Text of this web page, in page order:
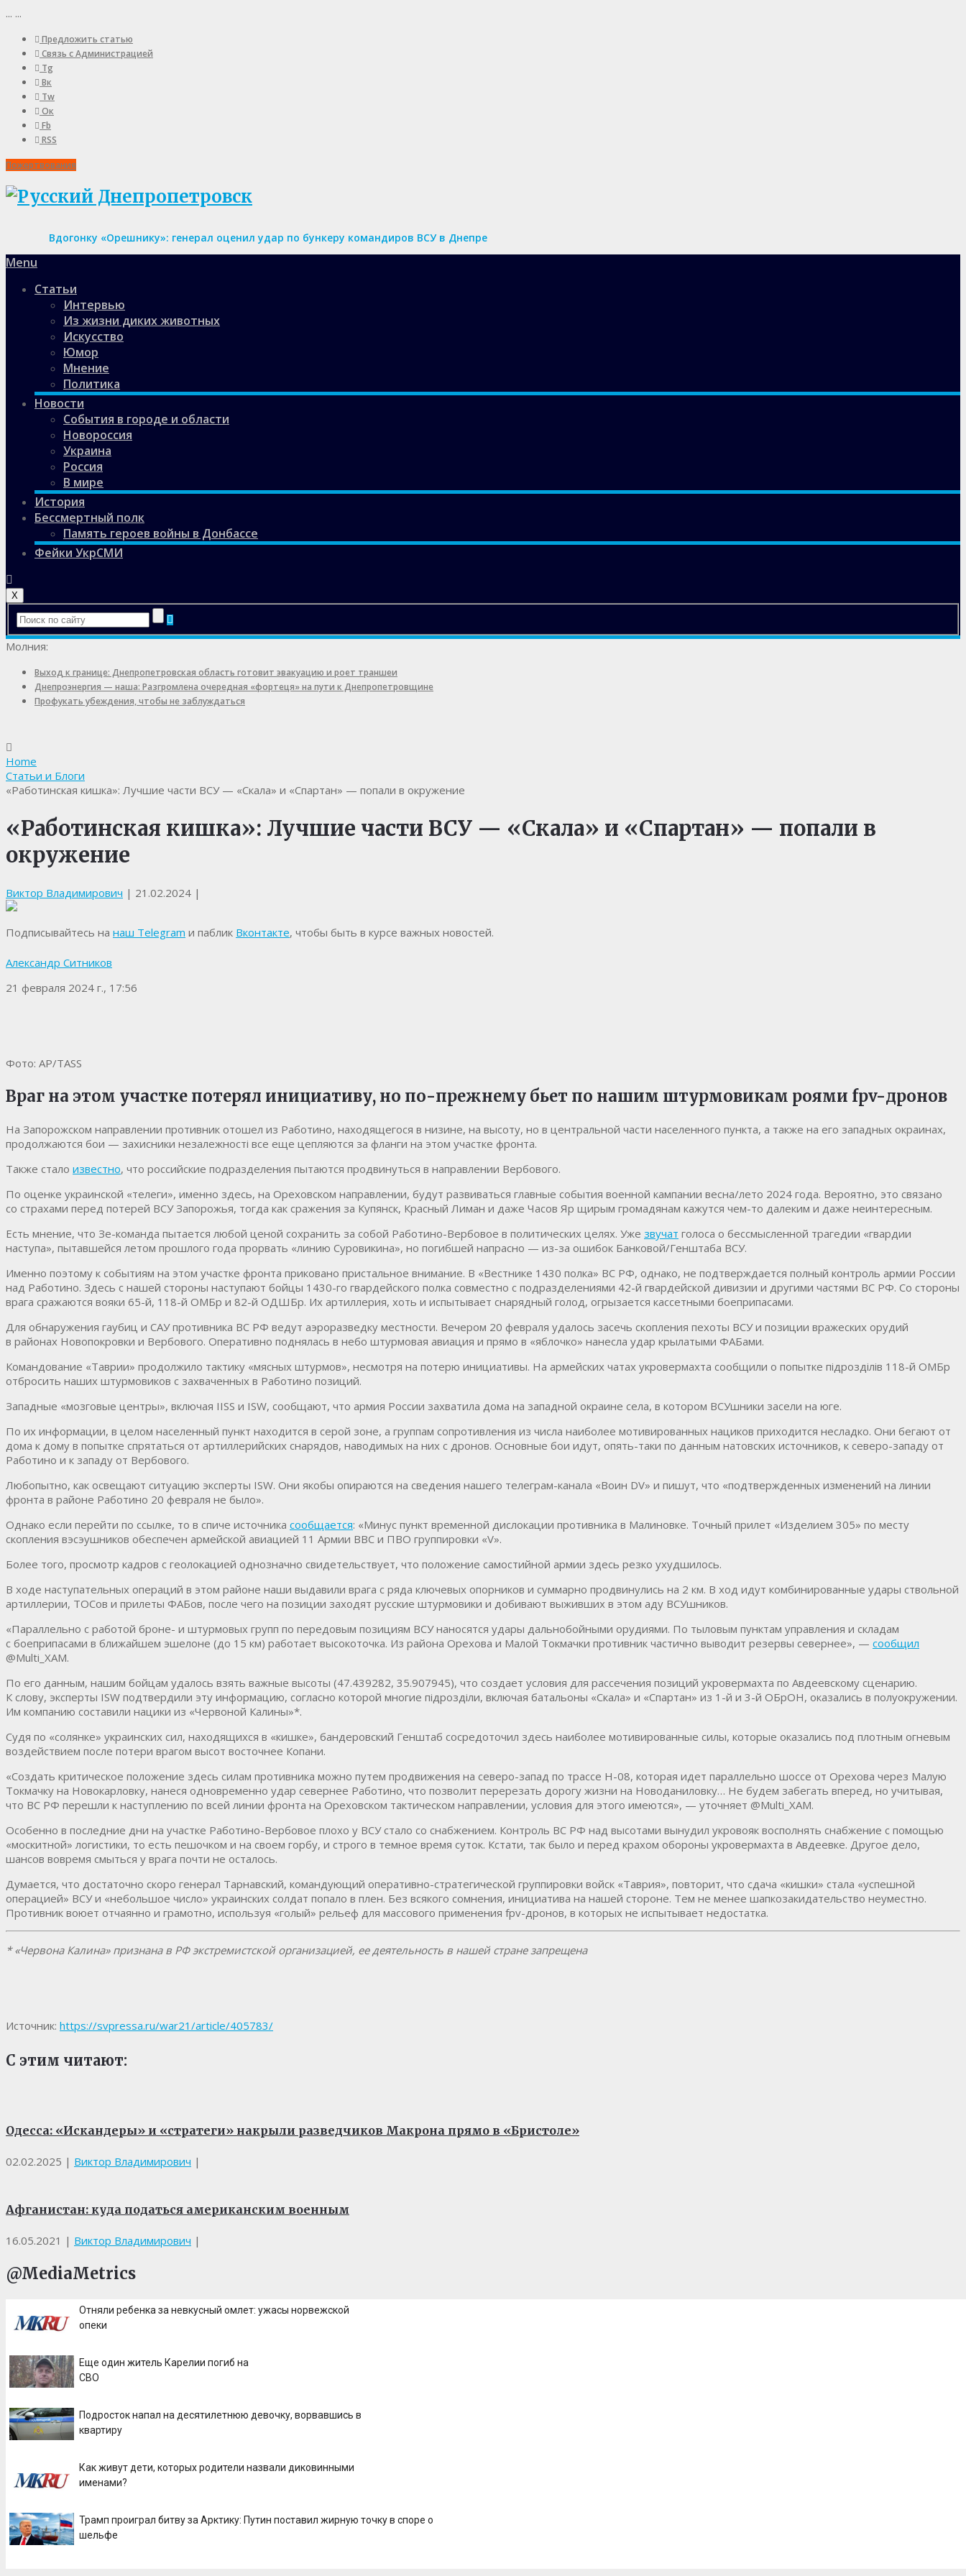
... ...
Предложить статью
Связь с Администрацией
Tg
Вк
Tw
Ок
Fb
RSS
Пожертвования
Вдогонку «Орешнику»: генерал оценил удар по бункеру командиров ВСУ в Днепре
Menu
Статьи
Интервью
Из жизни диких животных
Искусство
Юмор
Мнение
Политика
Новости
События в городе и области
Новороссия
Украина
Россия
В мире
История
Бессмертный полк
Память героев войны в Донбассе
Фейки УкрСМИ
X
Молния:
Выход к границе: Днепропетровская область готовит эвакуацию и роет траншеи
Днепроэнергия — наша: Разгромлена очередная «фортеця» на пути к Днепропетровщине
Профукать убеждения, чтобы не заблуждаться
Home
Статьи и Блоги
«Работинская кишка»: Лучшие части ВСУ — «Скала» и «Спартан» — попали в окружение
«Работинская кишка»: Лучшие части ВСУ — «Скала» и «Спартан» — попали в
окружение
Виктор Владимирович | 21.02.2024 |
Подписывайтесь на наш Telegram и паблик Вконтакте, чтобы быть в курсе важных новостей.
Александр Ситников
21 февраля 2024 г., 17:56
Фото: AP/TASS
Враг на этом участке потерял инициативу, но по-прежнему бьет по нашим штурмовикам роями fpv-дронов
На Запорожском направлении противник отошел из Работино, находящегося в низине, на высоту, но в центральной части населенного пункта, а также на его западных окраинах,
продолжаются бои — захисники незалежностi все еще цепляются за фланги на этом участке фронта.
Также стало известно, что российские подразделения пытаются продвинуться в направлении Вербового.
По оценке украинской «телеги», именно здесь, на Ореховском направлении, будут развиваться главные события военной кампании весна/лето 2024 года. Вероятно, это связано
со страхами перед потерей ВСУ Запорожья, тогда как сражения за Купянск, Красный Лиман и даже Часов Яр щирым громадянам кажутся чем-то далеким и даже неинтересным.
Есть мнение, что Зе-команда пытается любой ценой сохранить за собой Работино-Вербовое в политических целях. Уже звучат голоса о бессмысленной трагедии «гвардии
наступа», пытавшейся летом прошлого года прорвать «линию Суровикина», но погибшей напрасно — из-за ошибок Банковой/Генштаба ВСУ.
Именно поэтому к событиям на этом участке фронта приковано пристальное внимание. В «Вестнике 1430 полка» ВС РФ, однако, не подтверждается полный контроль армии России
над Работино. Здесь с нашей стороны наступают бойцы 1430-го гвардейского полка совместно с подразделениями 42-й гвардейской дивизии и другими частями ВС РФ. Со стороны
врага сражаются вояки 65-й, 118-й ОМБр и 82-й ОДШБр. Их артиллерия, хоть и испытывает снарядный голод, огрызается кассетными боеприпасами.
Для обнаружения гаубиц и САУ противника ВС РФ ведут аэроразведку местности. Вечером 20 февраля удалось засечь скопления пехоты ВСУ и позиции вражеских орудий
в районах Новопокровки и Вербового. Оперативно поднялась в небо штурмовая авиация и прямо в «яблочко» нанесла удар крылатыми ФАБами.
Командование «Таврии» продолжило тактику «мясных штурмов», несмотря на потерю инициативы. На армейских чатах укровермахта сообщили о попытке пiдроздiлiв 118-й ОМБр
отбросить наших штурмовиков с захваченных в Работино позиций.
Западные «мозговые центры», включая IISS и ISW, сообщают, что армия России захватила дома на западной окраине села, в котором ВСУшники засели на юге.
По их информации, в целом населенный пункт находится в серой зоне, а группам сопротивления из числа наиболее мотивированных нациков приходится несладко. Они бегают от
дома к дому в попытке спрятаться от артиллерийских снарядов, наводимых на них с дронов. Основные бои идут, опять-таки по данным натовских источников, к северо-западу от
Работино и к западу от Вербового.
Любопытно, как освещают ситуацию эксперты ISW. Они якобы опираются на сведения нашего телеграм-канала «Воин DV» и пишут, что «подтвержденных изменений на линии
фронта в районе Работино 20 февраля не было».
Однако если перейти по ссылке, то в спиче источника сообщается: «Минус пункт временной дислокации противника в Малиновке. Точный прилет «Изделием 305» по месту
скопления вэсэушников обеспечен армейской авиацией 11 Армии ВВС и ПВО группировки «V».
Более того, просмотр кадров с геолокацией однозначно свидетельствует, что положение самостийной армии здесь резко ухудшилось.
В ходе наступательных операций в этом районе наши выдавили врага с ряда ключевых опорников и суммарно продвинулись на 2 км. В ход идут комбинированные удары ствольной
артиллерии, ТОСов и прилеты ФАБов, после чего на позиции заходят русские штурмовики и добивают выживших в этом аду ВСУшников.
«Параллельно с работой броне- и штурмовых групп по передовым позициям ВСУ наносятся удары дальнобойными орудиями. По тыловым пунктам управления и складам
с боеприпасами в ближайшем эшелоне (до 15 км) работает высокоточка. Из района Орехова и Малой Токмачки противник частично выводит резервы севернее», — сообщил
@Multi_XAM.
По его данным, нашим бойцам удалось взять важные высоты (47.439282, 35.907945), что создает условия для рассечения позиций укровермахта по Авдеевскому сценарию.
К слову, эксперты ISW подтвердили эту информацию, согласно которой многие пiдроздiли, включая батальоны «Скала» и «Спартан» из 1-й и 3-й ОБрОН, оказались в полуокружении.
Им компанию составили нацики из «Червоной Калины»*.
Судя по «солянке» украинских сил, находящихся в «кишке», бандеровский Генштаб сосредоточил здесь наиболее мотивированные силы, которые оказались под плотным огневым
воздействием после потери врагом высот восточнее Копани.
«Создать критическое положение здесь силам противника можно путем продвижения на северо-запад по трассе Н-08, которая идет параллельно шоссе от Орехова через Малую
Токмачку на Новокарловку, нанеся одновременно удар севернее Работино, что позволит перерезать дорогу жизни на Новоданиловку… Не будем забегать вперед, но учитывая,
что ВС РФ перешли к наступлению по всей линии фронта на Ореховском тактическом направлении, условия для этого имеются», — уточняет @Multi_XAM.
Особенно в последние дни на участке Работино-Вербовое плохо у ВСУ стало со снабжением. Контроль ВС РФ над высотами вынудил укровояк восполнять снабжение с помощью
«москитной» логистики, то есть пешочком и на своем горбу, и строго в темное время суток. Кстати, так было и перед крахом обороны укровермахта в Авдеевке. Другое дело,
шансов вовремя смыться у врага почти не осталось.
Думается, что достаточно скоро генерал Тарнавский, командующий оперативно-стратегической группировки войск «Таврия», повторит, что сдача «кишки» стала «успешной
операцией» ВСУ и «небольшое число» украинских солдат попало в плен. Без всякого сомнения, инициатива на нашей стороне. Тем не менее шапкозакидательство неуместно.
Противник воюет отчаянно и грамотно, используя «голый» рельеф для массового применения fpv-дронов, в которых не испытывает недостатка.
* «Червона Калина» признана в РФ экстремистской организацией, ее деятельность в нашей стране запрещена
Источник: https://svpressa.ru/war21/article/405783/
С этим читают:
Одесса: «Искандеры» и «стратеги» накрыли разведчиков Макрона прямо в «Бристоле»
02.02.2025 | Виктор Владимирович |
Афганистан: куда податься американским военным
16.05.2021 | Виктор Владимирович |
@MediaMetrics
Отняли ребенка за невкусный омлет: ужасы норвежской
опеки
Еще один житель Карелии погиб на
СВО
Подросток напал на десятилетнюю девочку, ворвавшись в
квартиру
Как живут дети, которых родители назвали диковинными
именами?
Трамп проиграл битву за Арктику: Путин поставил жирную точку в споре о
шельфе